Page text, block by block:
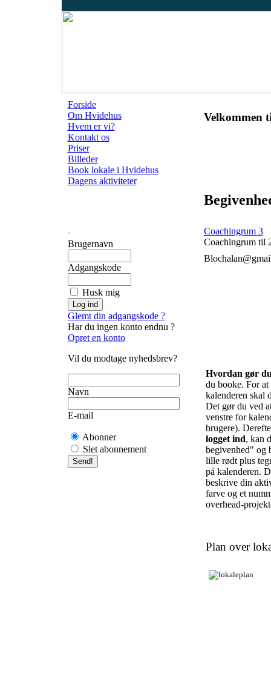
Forside
Om Hvidehus
Hvem er vi?
Kontakt os
Priser
Billeder
Book lokale i Hvidehus
Dagens aktiviteter
Brugernavn
Adgangskode
Husk mig
Glemt din adgangskode ?
Har du ingen konto endnu ?
Opret en konto
Vil du modtage nyhedsbrev?
Navn
E-mail
Abonner
Slet abonnement
Velkommen
Coachingrum 3
Coachingrum til
Hvordan gør
du booke. For
kalenderen skal
Det gør du ved
venstre for
brugere).
logget ind, kan
begivenhed" og
lille rødt plus
på kalenderen.
beskrive din
farve og et
overhead-
Plan over